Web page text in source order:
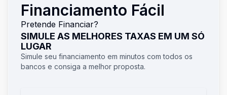
Financiamento Fácil
Pretende Financiar?
SIMULE AS MELHORES TAXAS EM UM SÓ
LUGAR
Simule seu financiamento em minutos com todos os
bancos e consiga a melhor proposta.